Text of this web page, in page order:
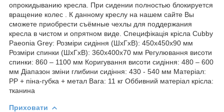
опрокидыванию кресла. При сидении полностью блокируется
вращение колес . К данному креслу на нашем сайте Вы
сможете приобрести съёмные чехлы для поддержания
кресла в чистом и опрятном виде. Специфікація крісла Cubby
Paeonia Grey: Розміри сидіння (ШхГхВ): 450х450х90 мм
Розміри спинки (ШхГхВ): 360х400х70 мм Регулювання висоти
спинки: 860 – 1100 мм Коригування висоти сидіння: 480 – 600
мм Діапазон зміни глибини сидіння: 430 - 540 мм Матеріал:
PP + піна-губка + метал Вага: 11 кг Оббивний матеріал крісла:
тканина
Приховати